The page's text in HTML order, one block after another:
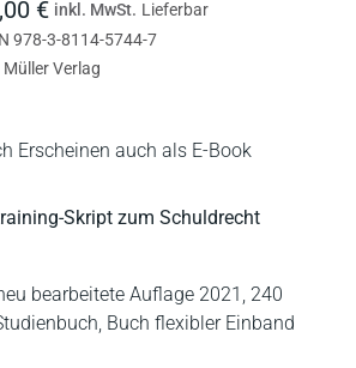
Erscheinen auch als E-Book
Skript zum Schuldrecht
bearbeitete Auflage 2021, 240
Buch flexibler Einband
€ inkl. MwSt. Lieferbar
978-3-8114-5744-7
Müller Verlag